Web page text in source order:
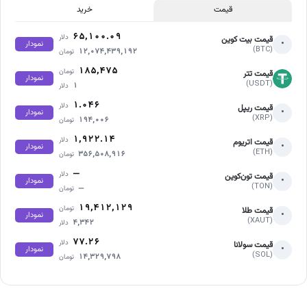
قیمت خرید
• قیمت بیت کوین
(BTC)
۶۵,۱۰۰.۰۹ دلار
۱۲,۰۷۴,۴۳۹,۱۹۲ تومان
نمودار
قیمت تتر
(USDT)
۱۸۵,۴۷۵ تومان
۱ دلار
نمودار
• قیمت ریپل
(XRP)
۱.۰۴۶ دلار
۱۹۴,۰۰۶ تومان
نمودار
• قیمت اتریوم
(ETH)
۱,۹۲۲.۱۴ دلار
۳۵۶,۵۰۸,۹۱۶ تومان
نمودار
• قیمت تون‌کوین
(TON)
— دلار
— تومان
نمودار
• قیمت طلا
(XAUT)
۱۹,۴۱۲,۱۲۹ تومان
۴,۳۴۲ دلار
نمودار
• قیمت سولانا
(SOL)
۷۷.۲۶ دلار
۱۴,۳۲۹,۷۹۸ تومان
نمودار